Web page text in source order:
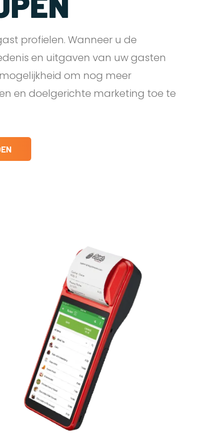
profielen. Wanneer u de
en uitgaven van uw gasten
om nog meer
en doelgerichte marketing toe te